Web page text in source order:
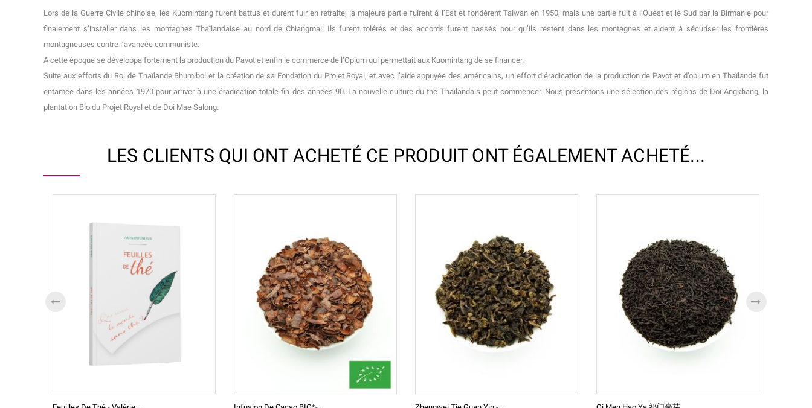
Lors de la Guerre Civile chinoise, les Kuomintang furent battus et durent fuir en retraite, la majeure partie fuirent à l’Est et fondèrent Taiwan en 1950, mais une partie fuit à l’Ouest et le Sud par la Birmanie pour
finalement s’installer dans les montagnes Thaïlandaise au nord de Chiangmai. Ils furent tolérés et des accords furent passés pour qu’ils restent dans les montagnes et aident à sécuriser les frontières
montagneuses contre l’avancée communiste.
A cette époque se développa fortement la production du Pavot et enfin le commerce de l’Opium qui permettait aux Kuomintang de se financer.
Suite aux efforts du Roi de Thaïlande Bhumibol et la création de sa Fondation du Projet Royal, et avec l’aide appuyée des américains, un effort d’éradication de la production de Pavot et d’opium en Thaïlande fut
entamée dans les années 1970 pour arriver à une éradication totale fin des années 90. La nouvelle culture du thé Thaïlandais peut commencer. Nous présentons une sélection des régions de Doi Angkhang, la
plantation Bio du Projet Royal et de Doi Mae Salong.
LES CLIENTS QUI ONT ACHETÉ CE PRODUIT ONT ÉGALEMENT ACHETÉ...